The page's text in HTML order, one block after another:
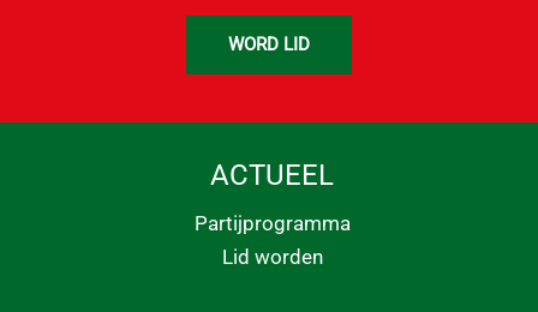
WORD LID
ACTUEEL
Partijprogramma
Lid worden